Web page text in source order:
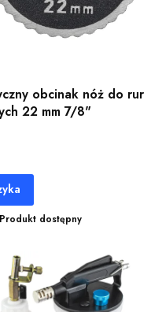
obcinak nóż do rur
22 mm 7/8"
Produkt dostępny